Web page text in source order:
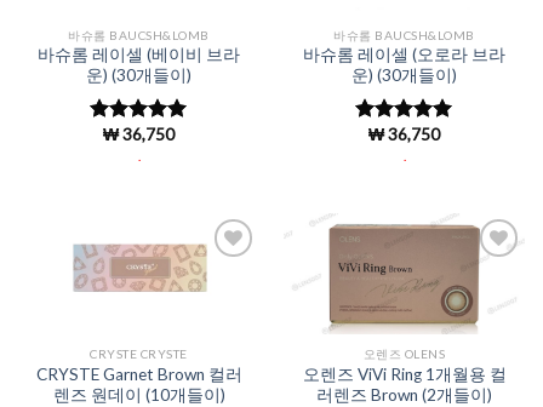
바슈롬 BAUCSH&LOMB
바슈롬 레이셀 (베이비 브라
운) (30개들이)
5 중에서
로 평
₩36,750
바슈롬 BAUCSH&LOMB
바슈롬 레이셀 (오로라 브라
운) (30개들이)
5 중에서
로 평
₩36,750
Add to
Wishlist
CRYSTE CRYSTE
CRYSTE Garnet Brown 컬러
렌즈 원데이 (10개들이)
Wishlist
오렌즈 OLENS
오렌즈 ViVi Ring 1개월용 컬
러렌즈 Brown (2개들이)